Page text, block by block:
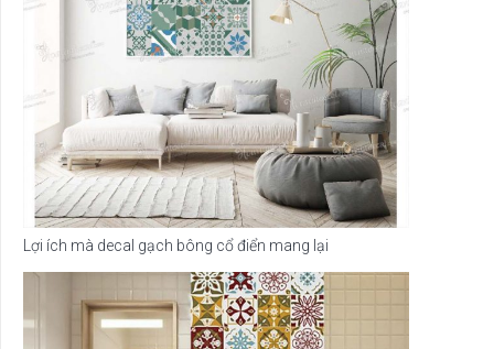
Lợi ích mà decal gạch bông cổ điển mang lại